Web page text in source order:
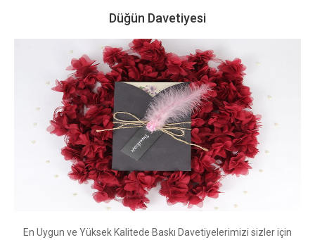
Düğün Davetiyesi
En Uygun ve Yüksek Kalitede Baskı Davetiyelerimizi sizler için